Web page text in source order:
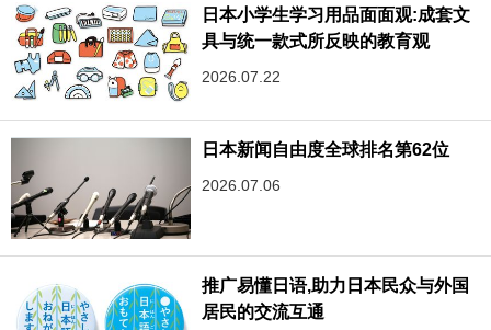
日本小学生学习用品面面观:成套文
具与统一款式所反映的教育观
2026.07.22
日本新闻自由度全球排名第62位
2026.07.06
推广易懂日语,助力日本民众与外国
居民的交流互通